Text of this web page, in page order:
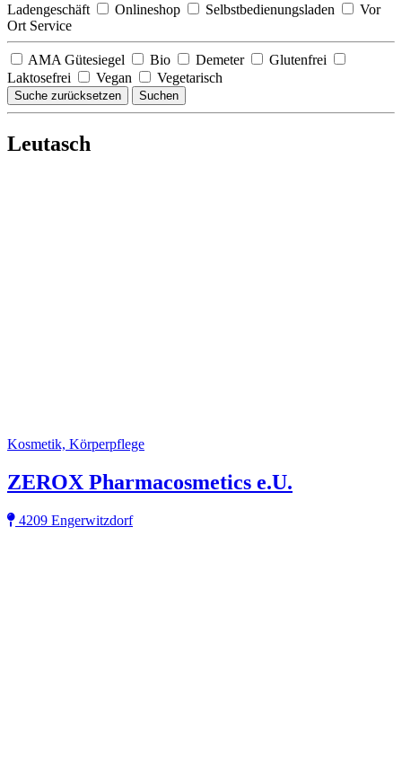
Ladengeschäft
Onlineshop Selbstbedienungsladen
Vor
Ort Service
AMA Gütesiegel Bio Demeter
Glutenfrei
Laktosefrei
Vegan Vegetarisch
Suche zurücksetzen Suchen
Leutasch
Kosmetik, Körperpflege
ZEROX Pharmacosmetics e.U.
4209 Engerwitzdorf